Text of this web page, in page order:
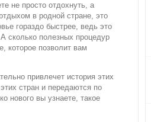
не просто отдохнуть, а
в родной стране, это
гораздо быстрее, ведь это
сколько полезных процедур
которое позволит вам
привлечет история этих
стран и передаются по
нового вы узнаете, такое